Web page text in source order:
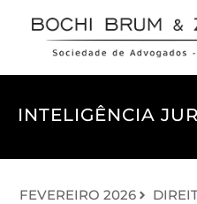
INTELIGÊNCIA
FEVEREIRO 2026